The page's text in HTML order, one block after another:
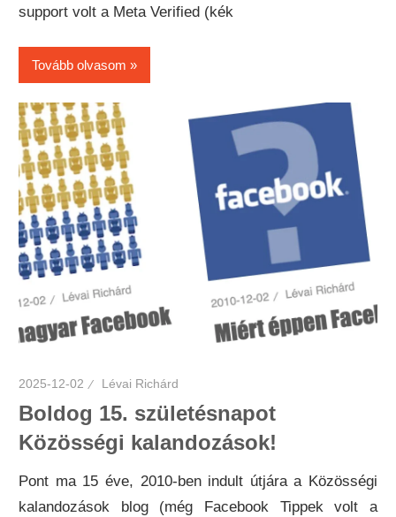
support volt a Meta Verified (kék
Tovább olvasom
2025-12-02 Lévai Richárd
Boldog 15. születésnapot
Közösségi kalandozások!
Pont ma 15 éve, 2010-ben indult útjára a Közösségi
kalandozások blog (még Facebook Tippek volt a